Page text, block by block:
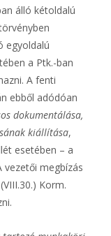
álló kétoldalú
egyoldalú
a Ptk.-ban
A fenti
ebből adódóan
dokumentálása,
kiállítása,
esetében – a
vezetői megbízás
Korm.